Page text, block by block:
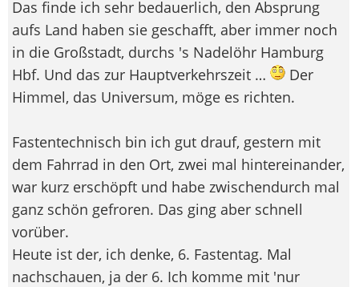
Das finde ich sehr bedauerlich, den Absprung
aufs Land haben sie geschafft, aber immer noch
in die Großstadt, durchs 's Nadelöhr Hamburg
Hbf. Und das zur Hauptverkehrszeit …
Der
Himmel, das Universum, möge es richten.
Fastentechnisch bin ich gut drauf, gestern mit
dem Fahrrad in den Ort, zwei mal hintereinander,
war kurz erschöpft und habe zwischendurch mal
ganz schön gefroren. Das ging aber schnell
vorüber.
Heute ist der, ich denke, 6. Fastentag. Mal
nachschauen, ja der 6. Ich komme mit 'nur